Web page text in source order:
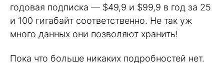
годовая подписка — $49,9 и $99,9 в год за 25
и 100 гигабайт соответственно. Не так уж
много данных они позволяют хранить!
Пока что больше никаких подробностей нет.